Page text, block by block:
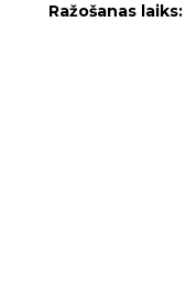
Ražošanas laiks: